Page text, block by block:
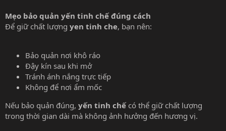
Mẹo bảo quản yến tinh chế đúng cách
Để giữ chất lượng yen tinh che, bạn nên:
Bảo quản nơi khô ráo
Đậy kín sau khi mở
Tránh ánh nắng trực tiếp
Không để nơi ẩm mốc
Nếu bảo quản đúng, yến tinh chếcó thể giữ chất lượng
trong thời gian dài mà không ảnh hưởng đến hương vị.